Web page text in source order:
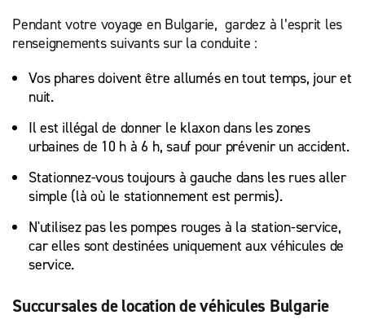
Pendant votre voyage en Bulgarie, gardez à l’esprit les
renseignements suivants sur la conduite :
Vos phares doivent être allumés en tout temps, jour et
nuit.
Il est illégal de donner le klaxon dans les zones
urbaines de 10 h à 6 h, sauf pour prévenir un accident.
Stationnez-vous toujours à gauche dans les rues aller
simple (là où le stationnement est permis).
N'utilisez pas les pompes rouges à la station-service,
car elles sont destinées uniquement aux véhicules de
service.
Succursales de location de véhicules Bulgarie